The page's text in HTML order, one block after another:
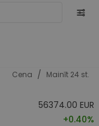
Cena / Mainīt 24 st.
56374.00 EUR
+0.40%